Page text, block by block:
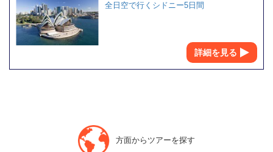
全日空で行くシドニー5日間
詳細を見る
方面からツアーを探す